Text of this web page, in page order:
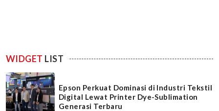
WIDGET LIST
Epson Perkuat Dominasi di Industri Tekstil
Digital Lewat Printer Dye-Sublimation
Generasi Terbaru